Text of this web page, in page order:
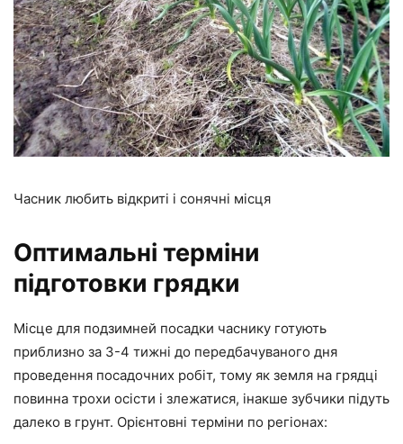
Часник любить відкриті і сонячні місця
Оптимальні терміни
підготовки грядки
Місце для подзимней посадки часнику готують
приблизно за 3-4 тижні до передбачуваного дня
проведення посадочних робіт, тому як земля на грядці
повинна трохи осісти і злежатися, інакше зубчики підуть
далеко в грунт. Орієнтовні терміни по регіонах: